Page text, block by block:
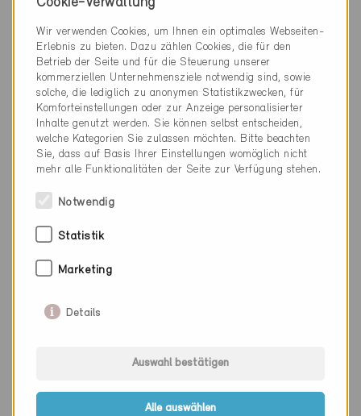
Wir verwenden Cookies, um Ihnen ein optimales Webseiten-
Erlebnis zu bieten. Dazu zählen Cookies, die für den
Betrieb der Seite und für die Steuerung unserer
kommerziellen Unternehmensziele notwendig sind, sowie
solche, die lediglich zu anonymen Statistikzwecken, für
Komforteinstellungen oder zur Anzeige personalisierter
Inhalte genutzt werden. Sie können selbst entscheiden,
welche Kategorien Sie zulassen möchten. Bitte beachten
Sie, dass auf Basis Ihrer Einstellungen womöglich nicht
mehr alle Funktionalitäten der Seite zur Verfügung stehen.
Notwendig
Statistik
Marketing
Details
Auswahl bestätigen
Alle auswählen